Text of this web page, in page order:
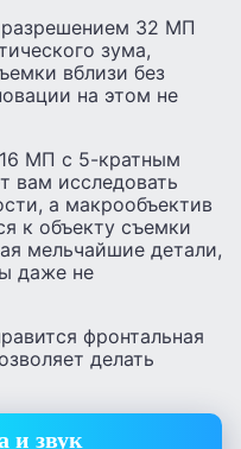
разрешением 32 МП
зума,
вблизи без
на этом не
МП с 5-кратным
вам исследовать
а макрообъектив
к объекту съемки
мельчайшие детали,
даже не
фронтальная
делать
и звук